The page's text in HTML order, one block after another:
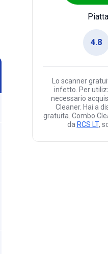
4.8
Lo scanner
infetto. Per
necessario
Cleaner. Hai a
gratuita. Combo
da RCS LT,